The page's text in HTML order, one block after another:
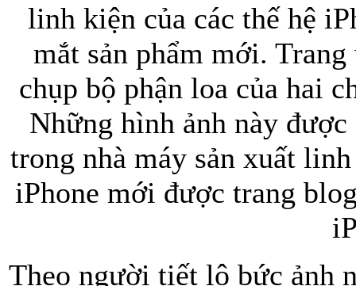
Túi xách
Ốp lưng Sony
linh kiện của các thế hệ
mắt sản phẩm mới.
chụp bộ phận loa của hai
Những hình ảnh này
trong nhà máy sản xuất
iPhone mới được trang
Theo người tiết lộ bức ảnh